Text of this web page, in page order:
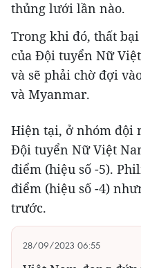
thủng lưới lần nào.
Trong khi đó, thất
của Đội tuyển Nữ
và sẽ phải chờ đợi
và Myanmar.
Hiện tại, ở nhóm đội
Đội tuyển Nữ Việt
điểm (hiệu số -5).
điểm (hiệu số -4)
trước.
28/09/2023 06:55